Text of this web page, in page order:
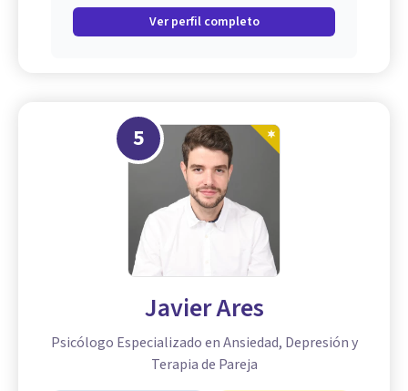
Ver perfil completo
5
Javier Ares
Psicólogo Especializado en Ansiedad, Depresión y
Terapia de Pareja